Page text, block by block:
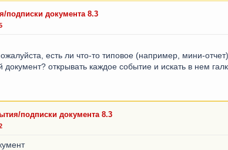
подписки документа 8.3
есть ли что-то типовое (например, мини-
открывать каждое событие и искать в нем
подписки документа 8.3